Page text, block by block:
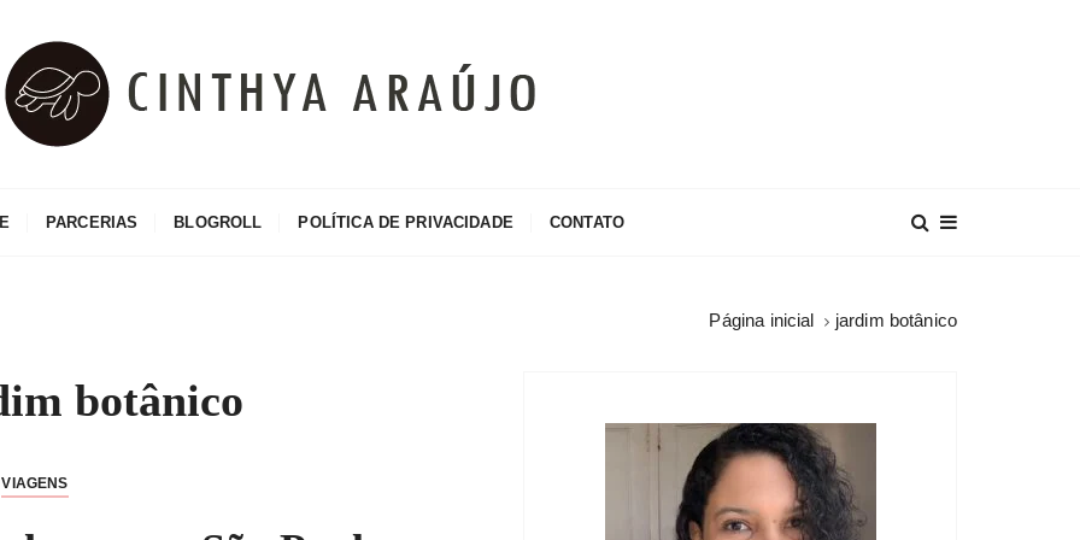
PARCERIAS BLOGROLL POLÍTICA DE PRIVACIDADE CONTATO
Página inicial jardim botânico
botânico
VIAGENS